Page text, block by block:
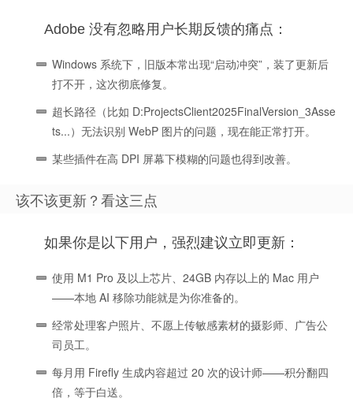
Adobe 没有忽略用户长期反馈的痛点：
Windows 系统下，旧版本常出现“启动冲突”，装了更新后
打不开，这次彻底修复。
超长路径（比如 D:ProjectsClient2025FinalVersion_3Asse
ts...）无法识别 WebP 图片的问题，现在能正常打开。
某些插件在高 DPI 屏幕下模糊的问题也得到改善。
该不该更新？看这三点
如果你是以下用户，强烈建议立即更新：
使用 M1 Pro 及以上芯片、24GB 内存以上的 Mac 用户
——本地 AI 移除功能就是为你准备的。
经常处理客户照片、不愿上传敏感素材的摄影师、广告公
司员工。
每月用 Firefly 生成内容超过 20 次的设计师——积分翻四
倍，等于白送。